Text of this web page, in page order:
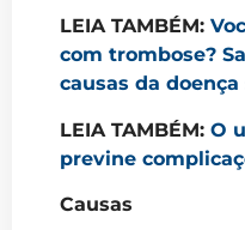
LEIA TAMBÉM:
com trombose?
causas da
LEIA TAMBÉM: O
previne
Causas